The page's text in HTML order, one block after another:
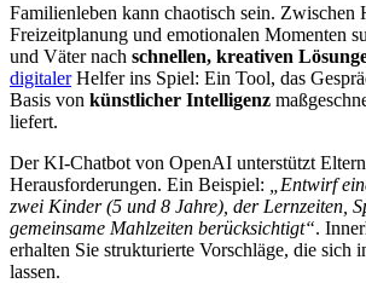
Familienleben kann chaotisch sein. Zwischen
Freizeitplanung und emotionalen Momenten
und Väter nach schnellen, kreativen
digitalerHelfer ins Spiel: Ein Tool, das
Basis von künstlicher Intelligenz
liefert.
Der KI-Chatbot von OpenAI unterstützt
Herausforderungen. Ein Beispiel:
„Entwirf
zwei Kinder (5 und 8 Jahre), der Lernzeiten,
gemeinsame Mahlzeiten berücksichtigt“.
erhalten Sie strukturierte Vorschläge, die sich
lassen.